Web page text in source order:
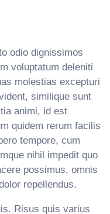
odio dignissimos
voluptatum deleniti
molestias excepturi
similique sunt
animi, id est
quidem rerum facilis
tempore, cum
nihil impedit quo
possimus, omnis
repellendus.
Risus quis varius